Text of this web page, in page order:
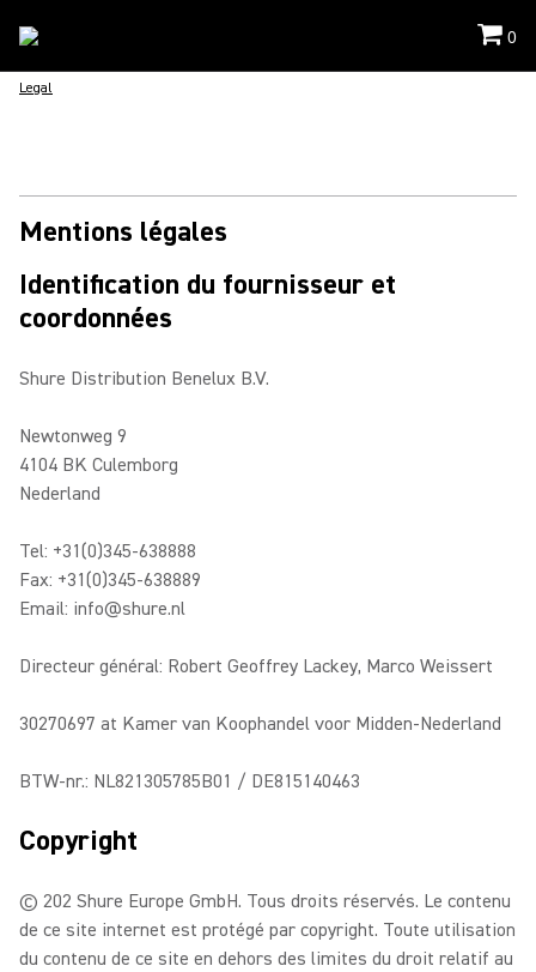
0
Legal
Mentions légales
Identification du fournisseur et
coordonnées
Shure Distribution Benelux B.V.
Newtonweg 9
4104 BK Culemborg
Nederland
Tel: +31(0)345-638888
Fax: +31(0)345-638889
Email: info@shure.nl
Directeur général: Robert Geoffrey Lackey, Marco Weissert
30270697 at Kamer van Koophandel voor Midden-Nederland
BTW-nr.: NL821305785B01 / DE815140463
Copyright
© 202 Shure Europe GmbH. Tous droits réservés. Le contenu
de ce site internet est protégé par copyright. Toute utilisation
du contenu de ce site en dehors des limites du droit relatif au